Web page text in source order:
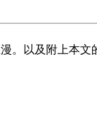
。以及附上本文